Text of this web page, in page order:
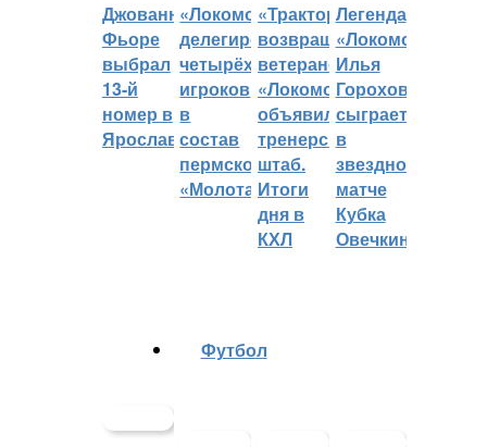
Джованни
Фьоре
выбрал
13-й
номер в
Ярославле
«Локомотив»
делегировал
четырёх
игроков
в
состав
пермского
«Молота»
«Трактор»
возвращает
ветеранов,
«Локомотив»
объявил
тренерский
штаб.
Итоги
дня в
КХЛ
Легенда
«Локомотива»
Илья
Горохов
сыграет
в
звездном
матче
Кубка
Овечкина
Футбол